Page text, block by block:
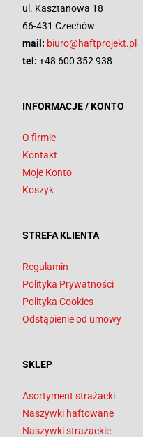
ul. Kasztanowa 18
66-431 Czechów
mail: biuro@haftprojekt.pl
tel: +48 600 352 938
INFORMACJE / KONTO
O firmie
Kontakt
Moje Konto
Koszyk
STREFA KLIENTA
Regulamin
Polityka Prywatności
Polityka Cookies
Odstąpienie od umowy
SKLEP
Asortyment strażacki
Naszywki haftowane
Naszywki strażackie